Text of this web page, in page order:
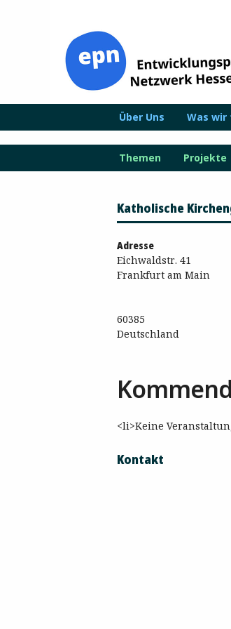
Über Uns Was wir
Themen Projekte
Katholische
Adresse
Eichwaldstr. 41
Frankfurt am Main
60385
Deutschland
<li>Keine
Kontakt